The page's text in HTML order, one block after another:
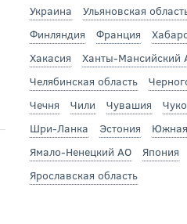
Украина
Ульяновская
Финляндия
Франция
Хакасия
Ханты-
Челябинская область
Чечня
Чили Чувашия
Шри-Ланка
Эстония
Ямало-Ненецкий АО
Япония
Ярославская область